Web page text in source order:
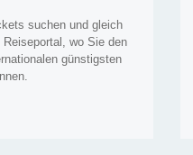
suchen und gleich
Reiseportal, wo Sie den
günstigsten